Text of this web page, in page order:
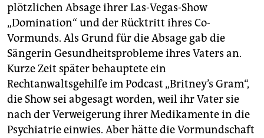
plötzlichen Absage ihrer Las-Vegas-Show
„Domination“ und der Rücktritt ihres Co-
Vormunds. Als Grund für die Absage gab die
Sängerin Gesundheitsprobleme ihres Vaters an.
Kurze Zeit später behauptete ein
Rechtanwaltsgehilfe im Podcast „Britney’s Gram“,
die Show sei abgesagt worden, weil ihr Vater sie
nach der Verweigerung ihrer Medikamente in die
Psychiatrie einwies. Aber hätte die Vormundschaft